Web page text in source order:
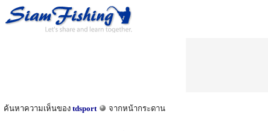
ค้นหาความเห็นของ tdsport จากหน้ากระดาน